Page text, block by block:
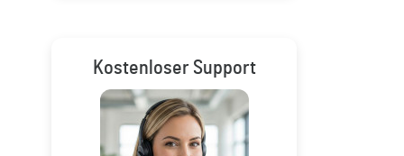
Kostenloser Support